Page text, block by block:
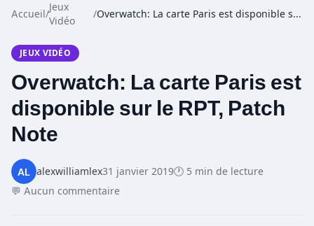
Accueil/
Jeux
Vidéo
/ Overwatch: La carte Paris est disponible sur le RPT, Patch Note
JEUX VIDÉO
Overwatch: La carte Paris est
disponible sur le RPT, Patch
Note
alexwilliamlex31 janvier 2019🕐 5 min de lecture
💬 Aucun commentaire